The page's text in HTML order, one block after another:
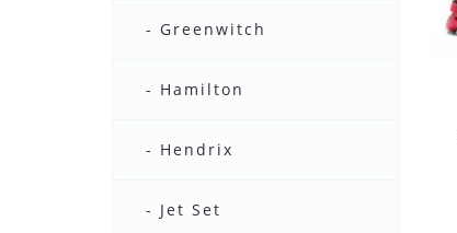
- Greenwitch
- Hamilton
- Hendrix
- Jet Set